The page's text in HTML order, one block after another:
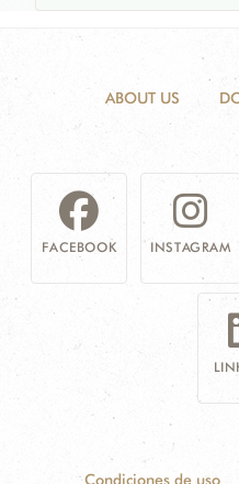
ABOUT US
FACEBOOK INSTAGRAM
Condiciones de uso